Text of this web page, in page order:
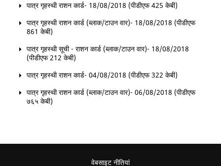
पात्र गृहस्थी राशन कार्ड- 18/08/2018 (पीडीएफ 425 केबी)
पात्र गृहस्थी राशन कार्ड (ब्लाक/टाउन वार)- 18/08/2018 (पीडीएफ
861 केबी)
पात्र गृहस्थी सूची - राशन कार्ड (ब्लाक/टाउन वार)- 18/08/2018
(पीडीएफ 212 केबी)
पात्र गृहस्थी राशन कार्ड- 04/08/2018 (पीडीएफ 322 केबी)
पात्र गृहस्थी राशन कार्ड (ब्लाक/टाउन वार)- 06/08/2018 (पीडीएफ
७६५ केबी)
वेबसाइट नीतियां